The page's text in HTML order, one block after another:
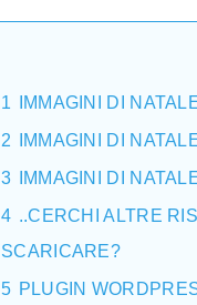
1
IMMAGINI DI
2
IMMAGINI DI
3
IMMAGINI DI
4 ..CERCHI ALTRE
SCARICARE?
5 PLUGIN